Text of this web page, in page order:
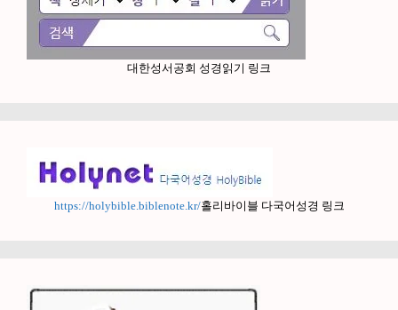
대한성서공회 성경읽기 링크
https://holybible.biblenote.kr/홀리바이블 다국어성경 링크